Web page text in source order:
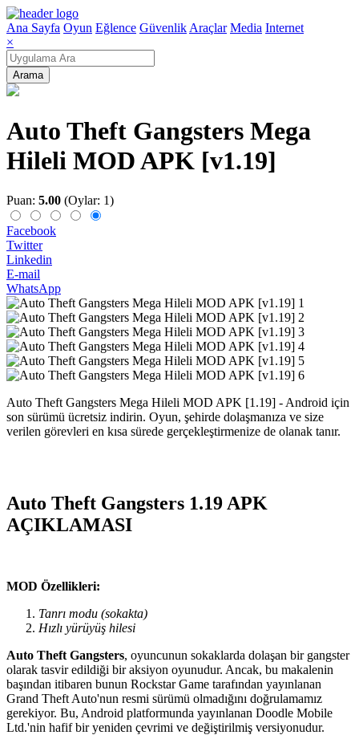
Ana Sayfa Oyun Eğlence Güvenlik Araçlar Media Internet
×
Arama
Auto Theft Gangsters Mega
Hileli MOD APK [v1.19]
Puan: 5.00 (Oylar: 1)
Facebook
Twitter
Linkedin
E-mail
WhatsApp
Auto Theft Gangsters Mega Hileli MOD APK [1.19] - Android için
son sürümü ücretsiz indirin. Oyun, şehirde dolaşmanıza ve size
verilen görevleri en kısa sürede gerçekleştirmenize de olanak tanır.
Auto Theft Gangsters 1.19 APK
AÇIKLAMASI
MOD Özellikleri:
Tanrı modu (sokakta)
Hızlı yürüyüş hilesi
Auto Theft Gangsters, oyuncunun sokaklarda dolaşan bir gangster
olarak tasvir edildiği bir aksiyon oyunudur. Ancak, bu makalenin
başından itibaren bunun Rockstar Game tarafından yayınlanan
Grand Theft Auto'nun resmi sürümü olmadığını doğrulamamız
gerekiyor. Bu, Android platformunda yayınlanan Doodle Mobile
Ltd.'nin hafif bir yeniden çevrimi ve değiştirilmiş versiyonudur.